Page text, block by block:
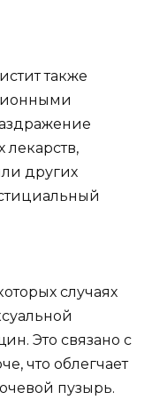
также
лекарств,
других
случаях
Это связано с
что облегчает
пузырь.